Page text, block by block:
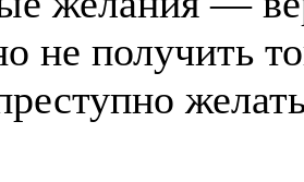
не получить